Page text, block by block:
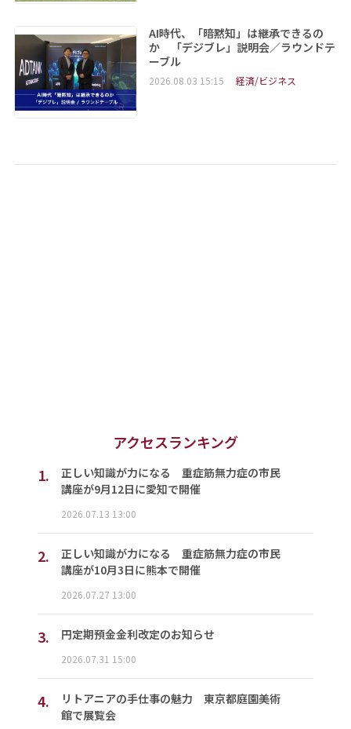
AI時代、「暗黙知」は継承できるの
か 「デジブレ」説明会／ラウンドテ
ーブル
2026.08.03 15:15 経済/ビジネス
アクセスランキング
1.
正しい知識が力になる 重症筋無力症の市民
講座が9月12日に愛知で開催
2026.07.13 13:00
2.
正しい知識が力になる 重症筋無力症の市民
講座が10月3日に熊本で開催
2026.07.27 13:00
3. 円定期預金金利改定のお知らせ
2026.07.31 15:00
4.
リトアニアの手仕事の魅力 東京都庭園美術
館で展覧会